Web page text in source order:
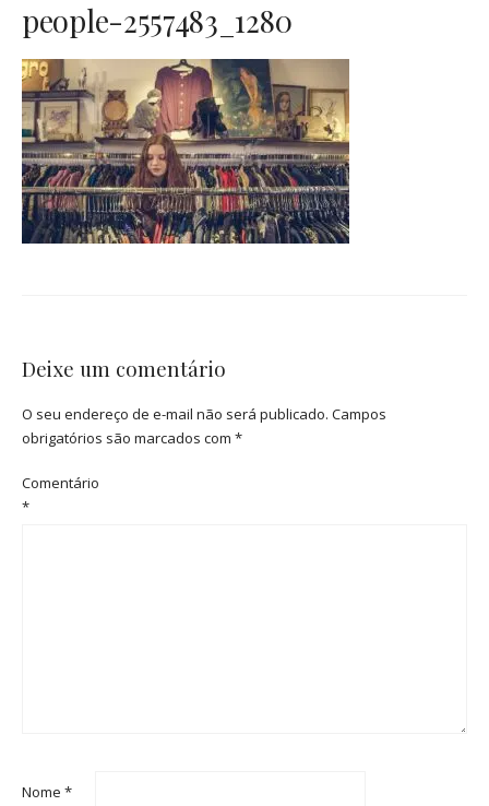
people-2557483_1280
Deixe um comentário
O seu endereço de e-mail não será publicado. Campos
obrigatórios são marcados com *
Comentário
*
Nome *